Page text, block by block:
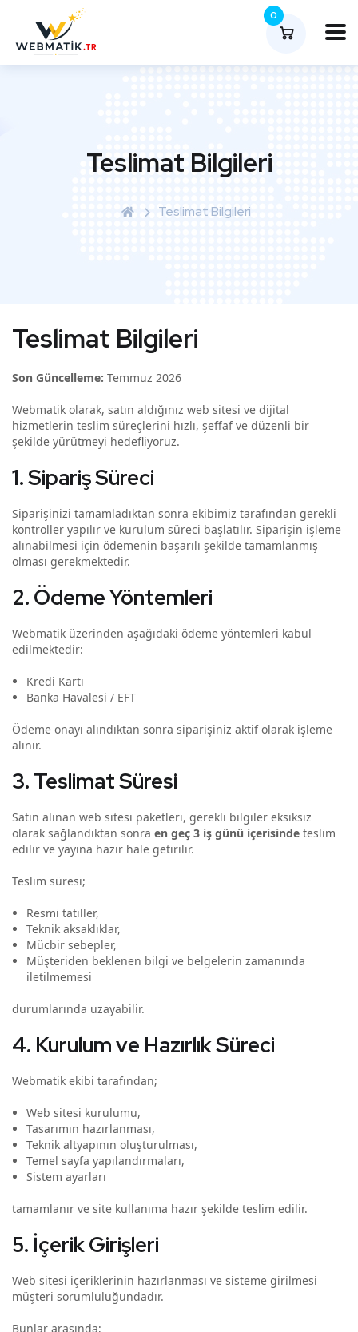
0
Teslimat Bilgileri
Teslimat Bilgileri
Teslimat Bilgileri
Son Güncelleme: Temmuz 2026
Webmatik olarak, satın aldığınız web sitesi ve dijital
hizmetlerin teslim süreçlerini hızlı, şeffaf ve düzenli bir
şekilde yürütmeyi hedefliyoruz.
1. Sipariş Süreci
Siparişinizi tamamladıktan sonra ekibimiz tarafından gerekli
kontroller yapılır ve kurulum süreci başlatılır. Siparişin işleme
alınabilmesi için ödemenin başarılı şekilde tamamlanmış
olması gerekmektedir.
2. Ödeme Yöntemleri
Webmatik üzerinden aşağıdaki ödeme yöntemleri kabul
edilmektedir:
Kredi Kartı
Banka Havalesi / EFT
Ödeme onayı alındıktan sonra siparişiniz aktif olarak işleme
alınır.
3. Teslimat Süresi
Satın alınan web sitesi paketleri, gerekli bilgiler eksiksiz
olarak sağlandıktan sonra en geç 3 iş günü içerisinde teslim
edilir ve yayına hazır hale getirilir.
Teslim süresi;
Resmi tatiller,
Teknik aksaklıklar,
Mücbir sebepler,
Müşteriden beklenen bilgi ve belgelerin zamanında
iletilmemesi
durumlarında uzayabilir.
4. Kurulum ve Hazırlık Süreci
Webmatik ekibi tarafından;
Web sitesi kurulumu,
Tasarımın hazırlanması,
Teknik altyapının oluşturulması,
Temel sayfa yapılandırmaları,
Sistem ayarları
tamamlanır ve site kullanıma hazır şekilde teslim edilir.
5. İçerik Girişleri
Web sitesi içeriklerinin hazırlanması ve sisteme girilmesi
müşteri sorumluluğundadır.
Bunlar arasında;